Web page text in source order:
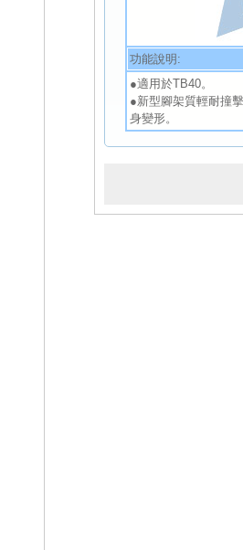
功能說明:
●適用於TB40。
●新型腳架質輕耐撞
身變形。